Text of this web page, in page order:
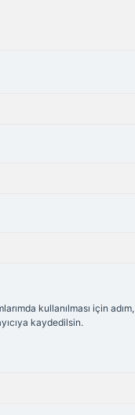
kullanılması için
kaydedilsin.